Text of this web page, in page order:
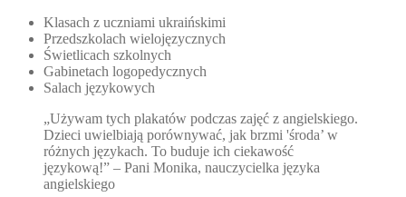
Klasach z uczniami ukraińskimi
Przedszkolach wielojęzycznych
Świetlicach szkolnych
Gabinetach logopedycznych
Salach językowych
„Używam tych plakatów podczas zajęć z angielskiego.
Dzieci uwielbiają porównywać, jak brzmi 'środa’ w
różnych językach. To buduje ich ciekawość
językową!” – Pani Monika, nauczycielka języka
angielskiego